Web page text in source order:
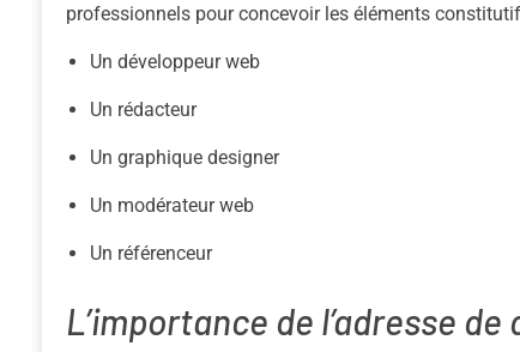
professionnels pour concevoir les éléments
Un développeur web
Un rédacteur
Un graphique designer
Un modérateur web
Un référenceur
L’importance de l’adresse